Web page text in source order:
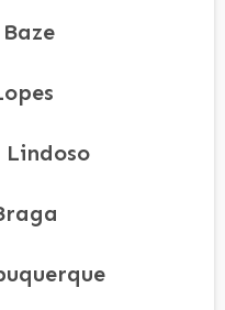
Lindoso